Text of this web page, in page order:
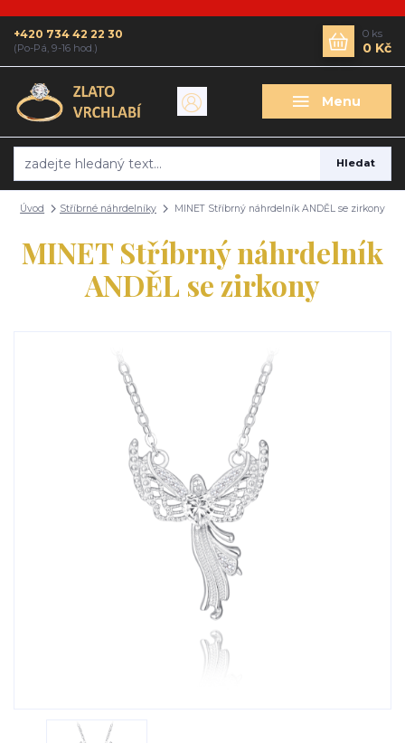
Menu
Hledat
+420 734 42 22 30
(Po-Pá, 9-16 hod.)
0 ks
0 Kč
Úvod Stříbrné náhrdelníky MINET Stříbrný náhrdelník ANDĚL se zirkony
MINET Stříbrný náhrdelník
ANDĚL se zirkony